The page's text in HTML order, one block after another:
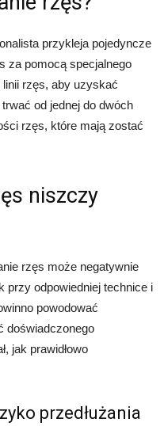
przykleja pojedyncze
za pomocą specjalnego
linii rzęs, aby uzyskać
od jednej do dwóch
rzęs, które mają zostać
niszczy
rzęs może negatywnie
przy odpowiedniej technice i
powodować
doświadczonego
jak prawidłowo
przedłużania